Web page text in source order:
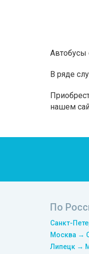
Автобусы
В ряде
нашем
По
Санкт-
Москва →
Липецк →